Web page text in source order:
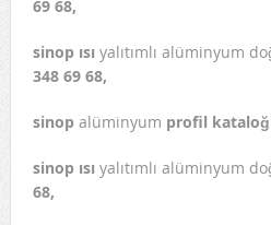
69 68,
sinop ısı yalıtımlı alüminyum
348 69 68,
sinop alüminyum profil
sinop ısı yalıtımlı alüminyum
68,